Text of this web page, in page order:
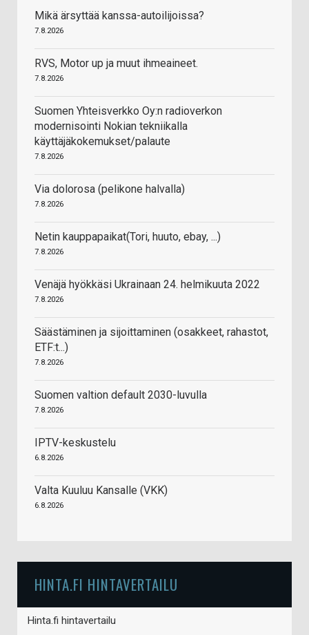
Mikä ärsyttää kanssa-autoilijoissa?
7.8.2026
RVS, Motor up ja muut ihmeaineet.
7.8.2026
Suomen Yhteisverkko Oy:n radioverkon
modernisointi Nokian tekniikalla
käyttäjäkokemukset/palaute
7.8.2026
Via dolorosa (pelikone halvalla)
7.8.2026
Netin kauppapaikat(Tori, huuto, ebay, ...)
7.8.2026
Venäjä hyökkäsi Ukrainaan 24. helmikuuta 2022
7.8.2026
Säästäminen ja sijoittaminen (osakkeet, rahastot,
ETF:t...)
7.8.2026
Suomen valtion default 2030-luvulla
7.8.2026
IPTV-keskustelu
6.8.2026
Valta Kuuluu Kansalle (VKK)
6.8.2026
HINTA.FI HINTAVERTAILU
Hinta.fi hintavertailu